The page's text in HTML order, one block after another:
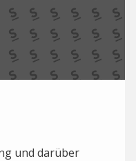
und darüber